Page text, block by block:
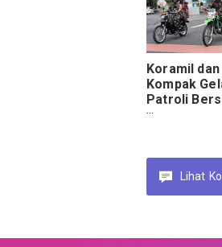
Koramil
Kompak
Patroli
Demi
Lihat